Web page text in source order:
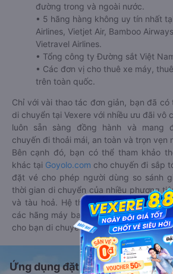
đường trong và ngoài nước.
• 5 hãng hàng không uy tín nhất
Airlines, Vietjet Air, Bamboo
Vietravel Airlines.
• Tổng công ty Đường sắt Việt
• Các đơn vị cho thuê xe máy,
trên toàn quốc.
Chỉ với vài thao tác đơn giản, bạn đã
di chuyển tại Vexere với nhiều ưu đãi vô
luôn sẵn sàng đồng hành và mang
chuyến đi thoải mái, an toàn và trọn vẹn
Bên cạnh đó, bạn có thể tham khảo
khác tại Goyolo.com cho chuyến đi sắp
đặt vé cho phép người dùng so sánh
thời gian di chuyển của nhiều phương
và tàu hoả. Hệ thống của Goyolo
các hãng máy bay, xe khách và tàu
cho bạn di chuyển.
Ứng dụng đặt vé Xe khách, Máy